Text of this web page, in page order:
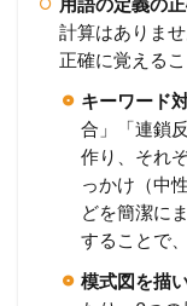
計算はありま
正確に覚える
キーワード
合」「連鎖
作り、それ
っかけ（中
どを簡潔に
することで
模式図を描